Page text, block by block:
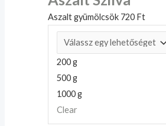
Aszalt gyümölcsök 720 Ft
200 g
500 g
1000 g
Clear